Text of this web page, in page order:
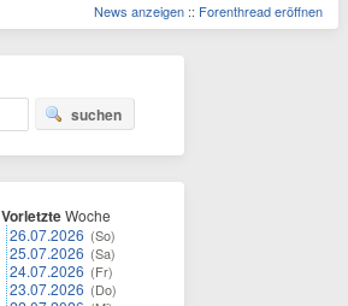
News anzeigen :: Forenthread eröffnen
suchen
VorletzteWoche
26.07.2026 (So)
25.07.2026 (Sa)
24.07.2026 (Fr)
23.07.2026 (Do)